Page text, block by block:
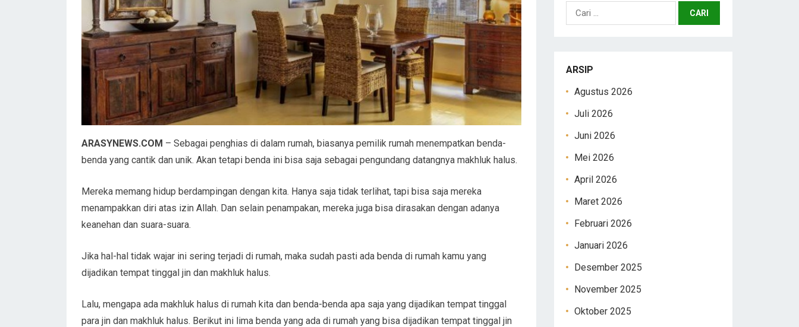
ARASYNEWS.COM – Sebagai penghias di dalam rumah, biasanya pemilik rumah menempatkan benda-
benda yang cantik dan unik. Akan tetapi benda ini bisa saja sebagai pengundang datangnya makhluk halus.
Mereka memang hidup berdampingan dengan kita. Hanya saja tidak terlihat, tapi bisa saja mereka
menampakkan diri atas izin Allah. Dan selain penampakan, mereka juga bisa dirasakan dengan adanya
keanehan dan suara-suara.
Jika hal-hal tidak wajar ini sering terjadi di rumah, maka sudah pasti ada benda di rumah kamu yang
dijadikan tempat tinggal jin dan makhluk halus.
Lalu, mengapa ada makhluk halus di rumah kita dan benda-benda apa saja yang dijadikan tempat tinggal
para jin dan makhluk halus. Berikut ini lima benda yang ada di rumah yang bisa dijadikan tempat tinggal jin
Cari
untuk:
ARSIP
Agustus 2026
Juli 2026
Juni 2026
Mei 2026
April 2026
Maret 2026
Februari 2026
Januari 2026
Desember 2025
November 2025
Oktober 2025